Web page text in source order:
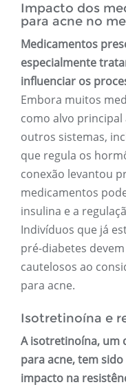
Impacto dos
para acne no
Medicamentos
especialmente
influenciar os
Embora muitos
como alvo
outros sistemas,
que regula os
conexão levantou
medicamentos
insulina e a
Indivíduos que já
pré-diabetes
cautelosos ao
para acne.
Isotretinoína e
A isotretinoína, um
para acne, tem
impacto na